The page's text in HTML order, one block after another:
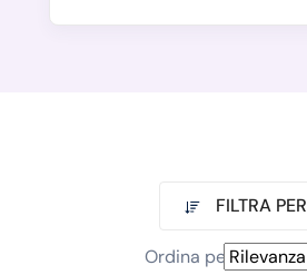
FILTRA PER
Ordina per